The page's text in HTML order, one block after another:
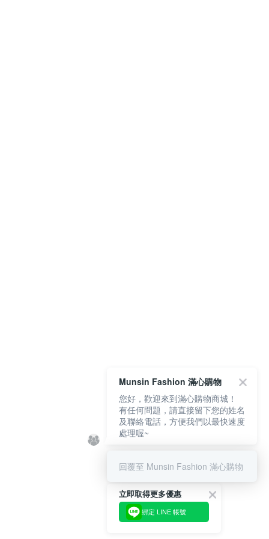
立即取得更多優惠
綁定 LINE 帳號
Munsin Fashion 滿心購物
您好，歡迎來到滿心購物商城！
有任何問題，請直接留下您的姓名
及聯絡電話，方便我們以最快速度
處理喔~
回覆至 Munsin Fashion 滿心購物